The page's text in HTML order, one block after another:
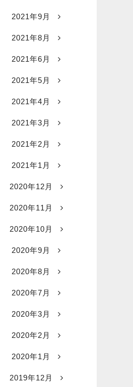
2021年9月
2021年8月
2021年6月
2021年5月
2021年4月
2021年3月
2021年2月
2021年1月
2020年12月
2020年11月
2020年10月
2020年9月
2020年8月
2020年7月
2020年3月
2020年2月
2020年1月
2019年12月